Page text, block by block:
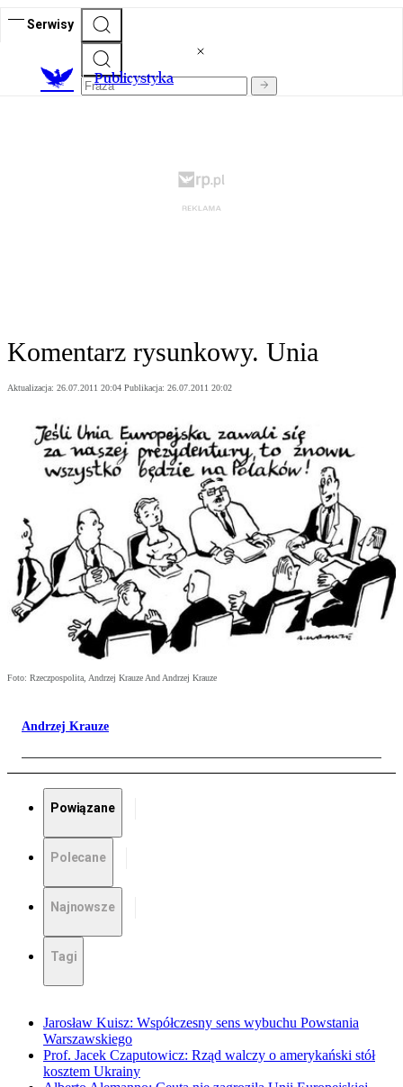
Serwisy
Publicystyka
Komentarz rysunkowy. Unia
Aktualizacja: 26.07.2011 20:04 Publikacja: 26.07.2011 20:02
Foto: Rzeczpospolita, Andrzej Krauze And Andrzej Krauze
Andrzej Krauze
Powiązane
Polecane
Najnowsze
Tagi
Jarosław Kuisz: Współczesny sens wybuchu Powstania
Warszawskiego
Prof. Jacek Czaputowicz: Rząd walczy o amerykański stół
kosztem Ukrainy